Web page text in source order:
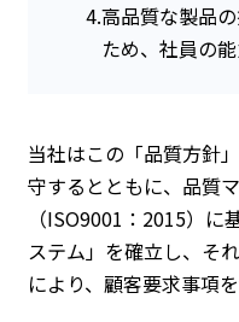
4.高品質な製品
ため、社員の
当社はこの「品質方針
守するとともに、品質
（ISO9001：2015）
ステム」を確立し、そ
により、顧客要求事項